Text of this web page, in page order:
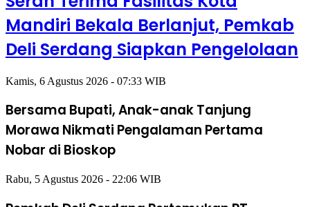
Mandiri Bekala Berlanjut, Pemkab
Deli Serdang Siapkan Pengelolaan
Kamis, 6 Agustus 2026 - 07:33 WIB
Bersama Bupati, Anak-anak Tanjung
Morawa Nikmati Pengalaman Pertama
Nobar di Bioskop
Rabu, 5 Agustus 2026 - 22:06 WIB